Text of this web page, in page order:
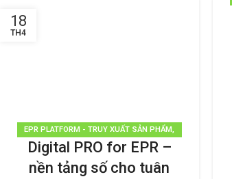
18
TH4
EPR PLATFORM - TRUY XUẤT SẢN PHẨM,
EPR-PRO
,GREEN POINT, TIN TỨC
Digital PRO for EPR –
nền tảng số cho tuân